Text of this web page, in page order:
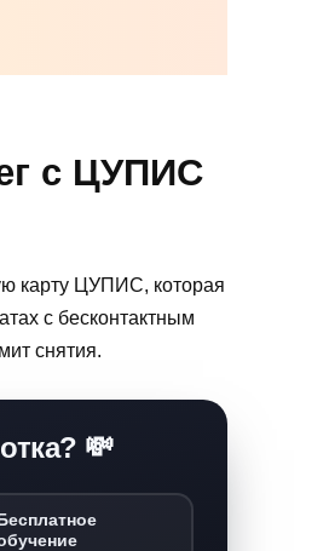
с ЦУПИС
карту ЦУПИС, которая
с бесконтактным
снятия.
💸